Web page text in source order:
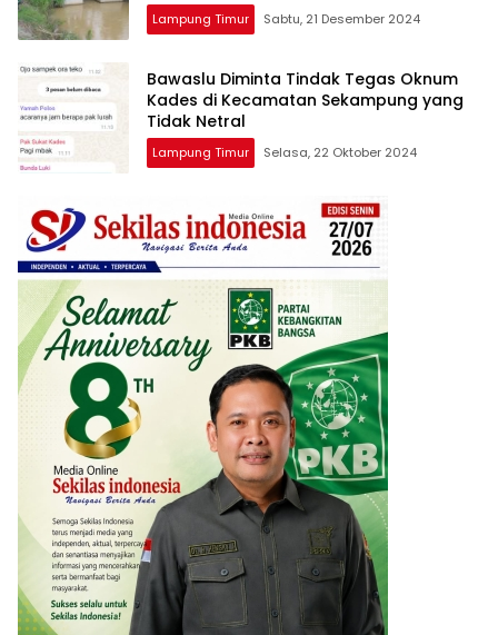
Lampung Timur Sabtu, 21 Desember 2024
Bawaslu Diminta Tindak Tegas Oknum
Kades di Kecamatan Sekampung yang
Tidak Netral
Lampung Timur Selasa, 22 Oktober 2024